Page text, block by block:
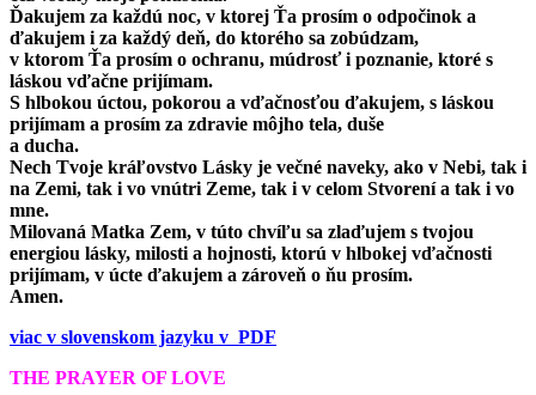
Ďakujem za každú noc, v ktorej Ťa prosím o odpočinok a
ďakujem i za každý deň, do ktorého sa zobúdzam,
v ktorom Ťa prosím o ochranu, múdrosť i poznanie, ktoré s
láskou vďačne prijímam.
S hlbokou úctou, pokorou a vďačnosťou ďakujem, s láskou
prijímam a prosím za zdravie môjho tela, duše
a ducha.
Nech Tvoje kráľovstvo Lásky je večné naveky, ako v Nebi, tak i
na Zemi, tak i vo vnútri Zeme, tak i v celom Stvorení a tak i vo
mne.
Milovaná Matka Zem, v túto chvíľu sa zlaďujem s tvojou
energiou lásky, milosti a hojnosti, ktorú v hlbokej vďačnosti
prijímam, v úcte ďakujem a zároveň o ňu prosím.
Amen.
viac v slovenskom jazyku v PDF
THE PRAYER OF LOVE